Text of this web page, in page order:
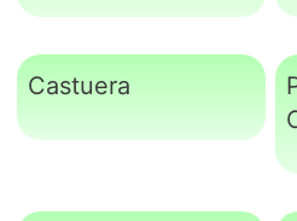
Castuera